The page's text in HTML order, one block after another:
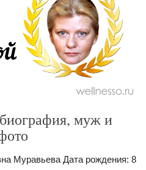
муж и
Муравьева Дата рождения: 8